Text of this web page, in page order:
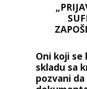
Oni koji se
skladu sa
pozvani